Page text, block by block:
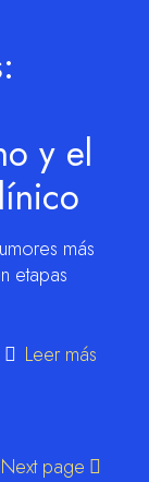
y el
más
etapas
Leer más
Next page